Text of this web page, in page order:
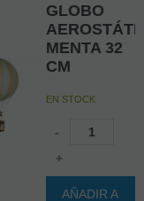
GLOBO
MENTA 32
CM
EN STOCK
-
+
AÑADIR A